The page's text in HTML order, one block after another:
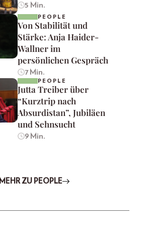
5 Min.
PEOPLE
Von Stabilität und
Stärke: Anja Haider-
Wallner im
persönlichen Gespräch
7 Min.
PEOPLE
Jutta Treiber über
“Kurztrip nach
Absurdistan”, Jubiläen
und Sehnsucht
9 Min.
MEHR ZU PEOPLE